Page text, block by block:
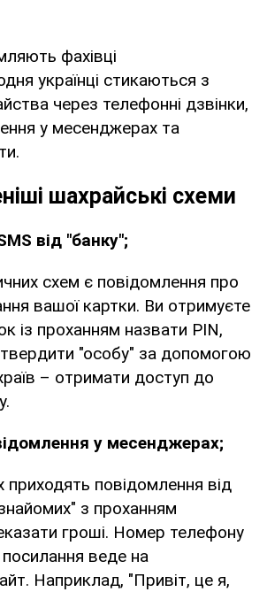
фахівці
українці стикаються з
через телефонні дзвінки,
у месенджерах та
шахрайські схеми
від "банку";
схем є повідомлення про
вашої картки. Ви отримуєте
із проханням назвати PIN,
"особу" за допомогою
– отримати доступ до
у месенджерах;
повідомлення від
з проханням
гроші. Номер телефону
веде на
Наприклад, "Привіт, це я,